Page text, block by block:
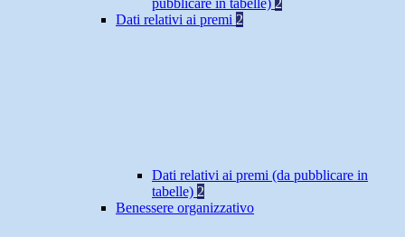
pubblicare in tabelle) 2
Dati relativi ai premi 2
Dati relativi ai premi (da pubblicare in
tabelle) 2
Benessere organizzativo